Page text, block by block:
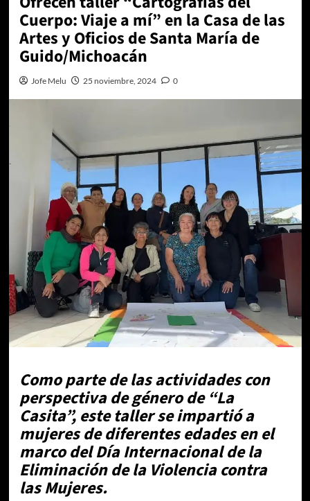
Cuerpo: Viaje a mí” en la Casa de las
Artes y Oficios de Santa María de
Guido/Michoacán
Jofe Melu 25 noviembre, 2024 0
Como parte de las actividades con
perspectiva de género de “La
Casita”, este taller se impartió a
mujeres de diferentes edades en el
marco del Día Internacional de la
Eliminación de la Violencia contra
las Mujeres.